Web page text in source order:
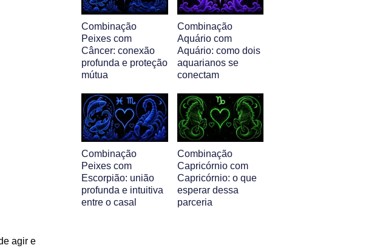
agir e
Combinação
Peixes com
Câncer: conexão
profunda e proteção
mútua
Combinação
Aquário com
Aquário: como dois
aquarianos se
conectam
Combinação
Peixes com
Escorpião: união
profunda e intuitiva
entre o casal
Combinação
Capricórnio com
Capricórnio: o que
esperar dessa
parceria